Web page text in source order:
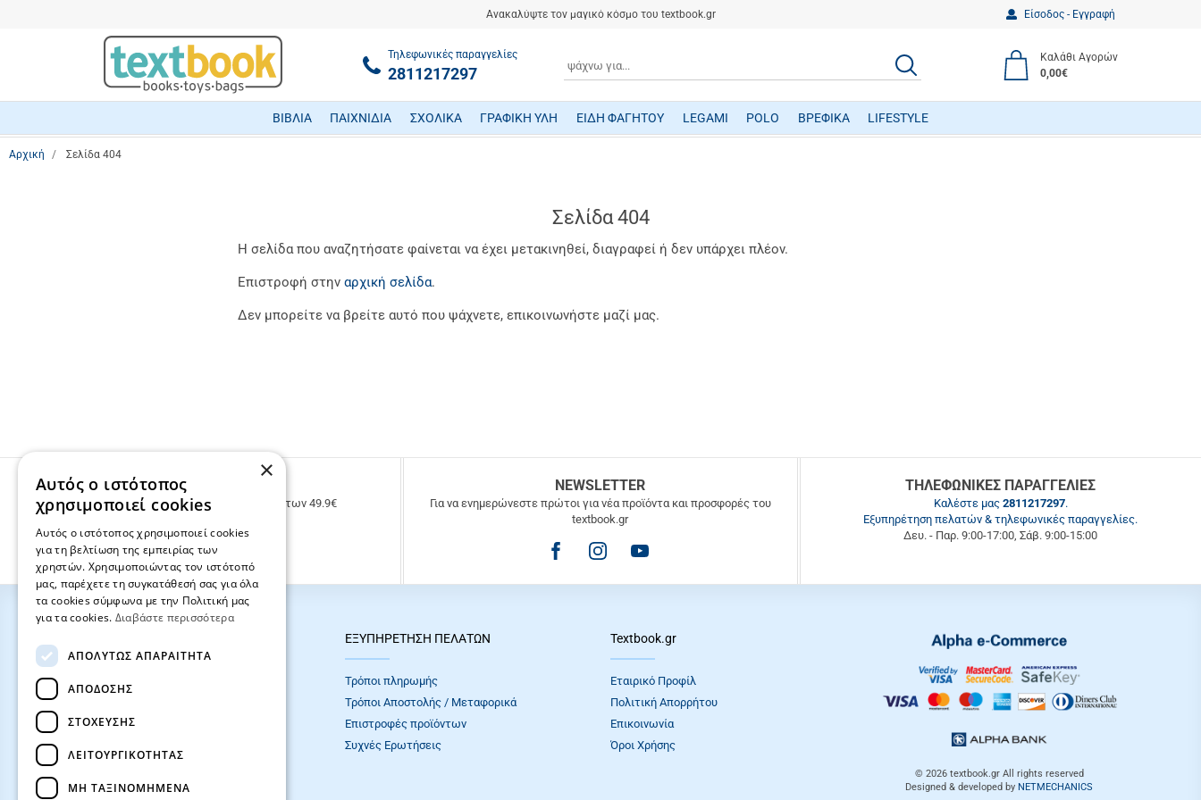
Ανακαλύψτε τον μαγικό κόσμο του textbook.gr Είσοδος - Εγγραφή
Τηλεφωνικές παραγγελίες
2811217297
ΑΝΑΖΗΤΗΣΗ
Καλάθι Αγορών
0,00€
ΒΙΒΛΙΑ ΠΑΙΧΝΙΔΙΑ ΣΧΟΛΙΚΑ ΓΡΑΦΙΚΗ ΥΛΗ ΕΙΔΗ ΦΑΓΗΤΟΥ LEGAMI POLO ΒΡΕΦΙΚΑ LIFESTYLE
Αρχική Σελίδα 404
Σελίδα 404
Η σελίδα που αναζητήσατε φαίνεται να έχει μετακινηθεί, διαγραφεί ή δεν υπάρχει πλέον.
Επιστροφή στην αρχική σελίδα.
Δεν μπορείτε να βρείτε αυτό που ψάχνετε, επικοινωνήστε μαζί μας.
ΔΩΡΕΑΝ ΜΕΤΑΦΟΡΙΚΑ
Δωρεάν μεταφορικά για παραγγελίες άνω των 49.9€
NEWSLETTER
Για να ενημερώνεστε πρώτοι για νέα προϊόντα και προσφορές του
textbook.gr
ΤΗΛΕΦΩΝΙΚΕΣ ΠΑΡΑΓΓΕΛΙΕΣ
Καλέστε μας 2811217297.
Εξυπηρέτηση πελατών & τηλεφωνικές παραγγελίες.
Δευ. - Παρ. 9:00-17:00, Σάβ. 9:00-15:00
ΕΞΥΠΗΡΕΤΗΣΗ ΠΕΛΑΤΩΝ
Τρόποι πληρωμής
Τρόποι Αποστολής / Μεταφορικά
Επιστροφές προϊόντων
Συχνές Eρωτήσεις
Textbook.gr
Εταιρικό Προφίλ
Πολιτική Απορρήτου
Επικοινωνία
Όροι Xρήσης
© 2026 textbook.grAll rights reserved
Designed & developed by NETMECHANICS
×
Αυτός ο ιστότοπος
χρησιμοποιεί cookies
Αυτός ο ιστότοπος χρησιμοποιεί cookies
για τη βελτίωση της εμπειρίας των
χρηστών. Χρησιμοποιώντας τον ιστότοπό
μας, παρέχετε τη συγκατάθεσή σας για όλα
τα cookies σύμφωνα με την Πολιτική μας
για τα cookies. Διαβάστε περισσότερα
ΑΠΟΛΎΤΩΣ ΑΠΑΡΑΊΤΗΤΑ
ΑΠΌΔΟΣΗΣ
ΣΤΌΧΕΥΣΗΣ
ΛΕΙΤΟΥΡΓΙΚΌΤΗΤΑΣ
ΜΗ ΤΑΞΙΝΟΜΗΜΈΝΑ